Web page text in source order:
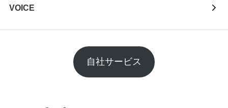
VOICE
自社サービス